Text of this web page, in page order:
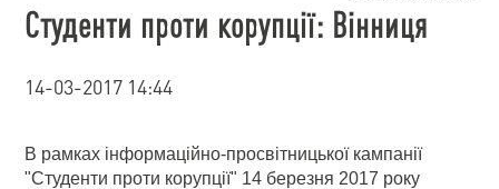
Студенти проти корупції: Вінниця
14-03-2017 14:44
В рамках інформаційно-просвітницької кампанії
"Студенти проти корупції" 14 березня 2017 року